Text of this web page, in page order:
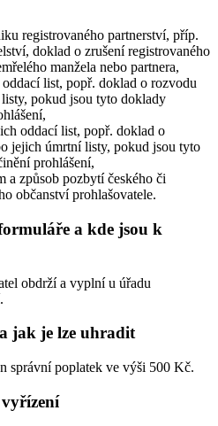
registrovaného partnerství, příp.
doklad o zrušení registrovaného
manžela nebo partnera,
list, popř. doklad o rozvodu
pokud jsou tyto doklady
oddací list, popř. doklad o
jejich úmrtní listy, pokud jsou tyto
prohlášení,
a způsob pozbytí českého či
občanství prohlašovatele.
a kde jsou k
obdrží a vyplní u úřadu
jak je lze uhradit
správní poplatek ve výši 500 Kč.